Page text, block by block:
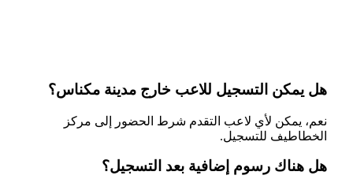
هل يمكن التسجيل للاعب خارج مدينة مكناس؟
نعم، يمكن لأي لاعب التقدم شرط الحضور إلى مركز
الخطاطيف للتسجيل.
هل هناك رسوم إضافية بعد التسجيل؟